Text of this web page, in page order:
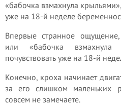
«бабочка взмахнула
уже на 18-й неделе
Впервые странное
или «бабочка
почувствовать уже на 18-й
Конечно, кроха начинает
за его слишком маленьких
совсем не замечаете.